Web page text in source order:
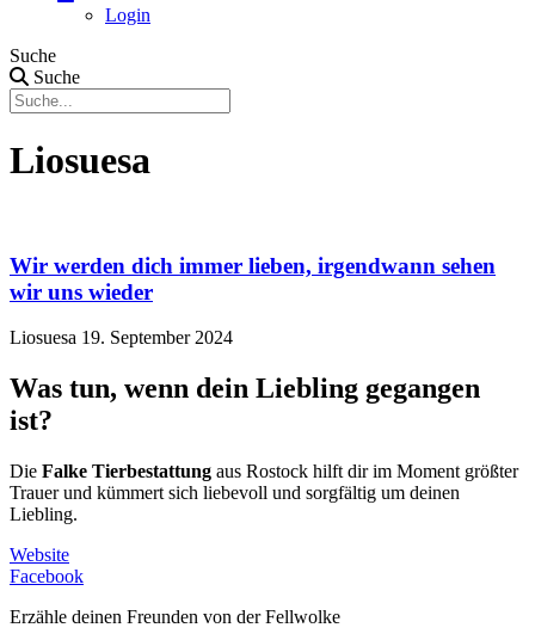
Login
Suche
Suche
Liosuesa
Wir werden dich immer lieben, irgendwann sehen
wir uns wieder
Liosuesa 19. September 2024
Was tun, wenn dein Liebling gegangen
ist?
Die Falke Tierbestattung aus Rostock hilft dir im Moment größter
Trauer und kümmert sich liebevoll und sorgfältig um deinen
Liebling.
Website
Facebook
Erzähle deinen Freunden von der Fellwolke